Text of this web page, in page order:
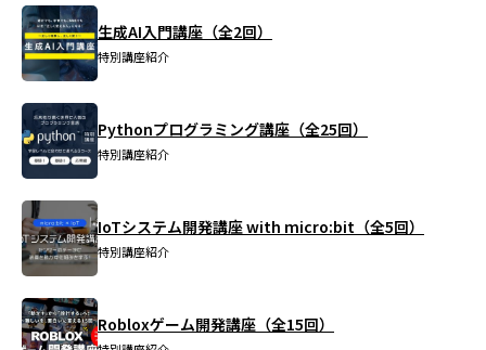
生成AI入門講座（全2回）
特別講座紹介
Pythonプログラミング講座（全25回）
特別講座紹介
IoTシステム開発講座 with micro:bit（全5回）
特別講座紹介
Robloxゲーム開発講座（全15回）